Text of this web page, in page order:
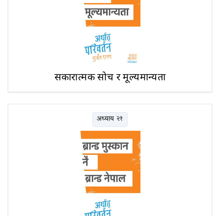
सकारात्मक सोच र मूल्यमान्यता
अध्याय २१